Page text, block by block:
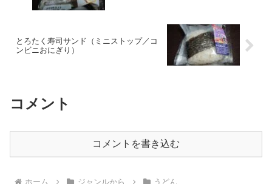
とろたく寿司サンド（ミニストップ／コ
ンビニおにぎり）
コメント
コメントを書き込む
ホーム ジャンルから うどん